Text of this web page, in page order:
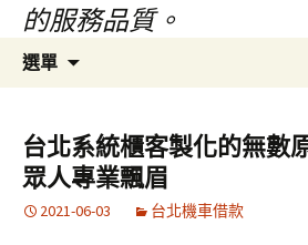
的服務品質。
選單
台北系統櫃客製化的無數
眾人專業飄眉
2021-06-03 台北機車借款